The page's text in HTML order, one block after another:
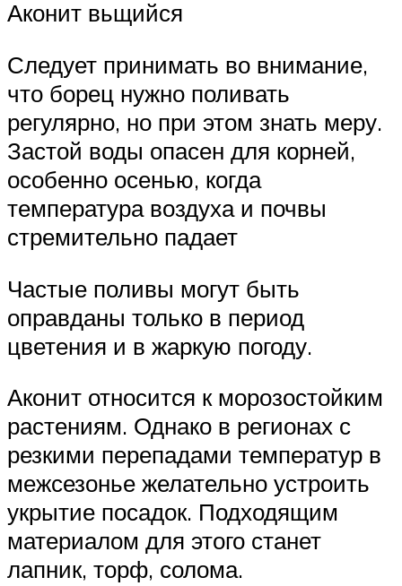
Аконит вьщийся
Следует принимать во внимание,
что борец нужно поливать
регулярно, но при этом знать меру.
Застой воды опасен для корней,
особенно осенью, когда
температура воздуха и почвы
стремительно падает
Частые поливы могут быть
оправданы только в период
цветения и в жаркую погоду.
Аконит относится к морозостойким
растениям. Однако в регионах с
резкими перепадами температур в
межсезонье желательно устроить
укрытие посадок. Подходящим
материалом для этого станет
лапник, торф, солома.